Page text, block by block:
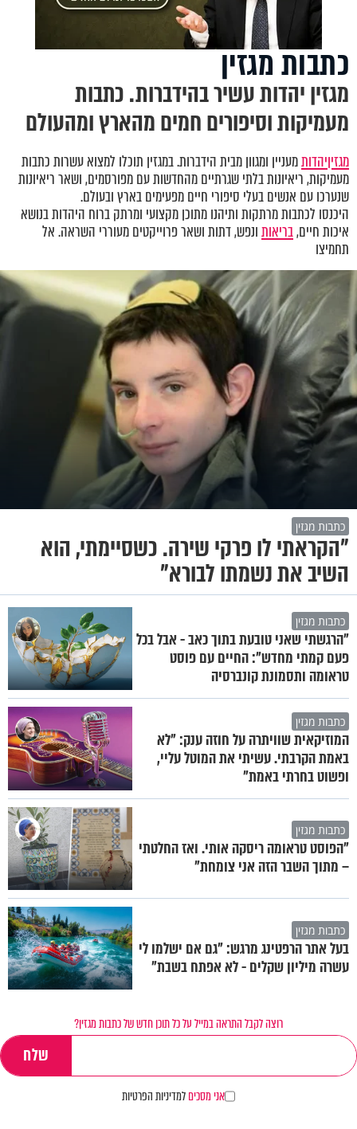
כתבות מגזין
מגזין יהדות עשיר בהידברות. כתבות
מעמיקות וסיפורים חמים מהארץ ומהעולם
מגזיןיהדותמעניין ומגוון מבית הידברות. במגזין תוכלו למצוא עשרות כתבות
מעמיקות, ריאיונות בלתי שגרתיים מהחדשות עם מפורסמים, ושאר ריאיונות
שנערכו עם אנשים בעלי סיפורי חיים מפעימים בארץ ובעולם.
היכנסו לכתבות מרתקות ותיהנו מתוכן מקצועי ומרתק ברוח היהדות בנושא
איכות חיים,בריאותונפש, דתות ושאר פרוייקטים מעוררי השראה. אל
תחמיצו
כתבות מגזין
"הקראתי לו פרקי שירה. כשסיימתי, הוא
השיב את נשמתו לבורא"
כתבות מגזין
"הרגשתי שאני טובעת בתוך כאב - אבל בכל
פעם קמתי מחדש": החיים עם פוסט
טראומה ותסמונת קונברסיה
כתבות מגזין
המוזיקאית שוויתרה על חוזה ענק: "לא
באמת הקרבתי. עשיתי את המוטל עליי,
ופשוט בחרתי באמת"
כתבות מגזין
"הפוסט טראומה ריסקה אותי. ואז החלטתי
– מתוך השבר הזה אני צומחת"
כתבות מגזין
בעל אתר הרפטינג מרגש: "גם אם ישלמו לי
עשרה מיליון שקלים - לא אפתח בשבת"
רוצה לקבל התראה במייל על כל תוכן חדש של כתבות מגזין?
אני מסכיםלמדיניות הפרטיות